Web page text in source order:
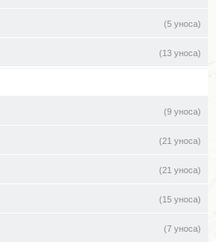
(5 уноса)
(13 уноса)
(9 уноса)
(21 уноса)
(21 уноса)
(15 уноса)
(7 уноса)